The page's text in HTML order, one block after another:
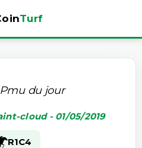
Turf
du jour
cloud - 01/05/2019
R1C4